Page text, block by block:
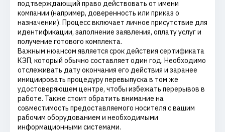
подтверждающий право действовать от имени
компании (например, доверенность или приказ о
назначении). Процесс включает личное присутствие для
идентификации, заполнение заявления, оплату услуг и
получение готового комплекта.
Важным нюансом является срок действия сертификата
КЭП, который обычно составляет один год. Необходимо
отслеживать дату окончания его действия и заранее
инициировать процедуру перевыпуска в том же
удостоверяющем центре, чтобы избежать перерывов в
работе. Также стоит обратить внимание на
совместимость предоставляемого носителя с вашим
рабочим оборудованием и необходимыми
информационными системами.